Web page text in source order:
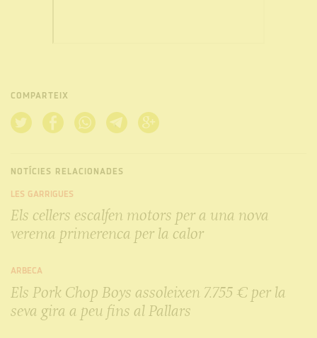
COMPARTEIX
NOTÍCIES RELACIONADES
LES GARRIGUES
Els cellers escalfen motors per a una nova
verema primerenca per la calor
ARBECA
Els Pork Chop Boys assoleixen 7.755 € per la
seva gira a peu fins al Pallars